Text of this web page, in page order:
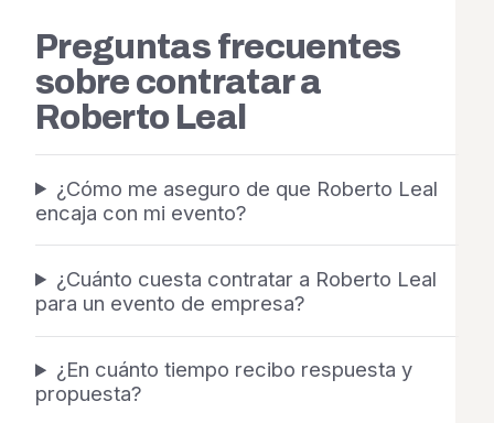
Preguntas frecuentes
sobre contratar a
Roberto Leal
¿Cómo me aseguro de que Roberto Leal
encaja con mi evento?
¿Cuánto cuesta contratar a Roberto Leal
para un evento de empresa?
¿En cuánto tiempo recibo respuesta y
propuesta?